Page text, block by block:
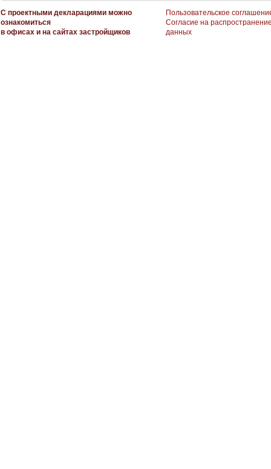
С проектными декларациями можно
ознакомиться
в офисах и на сайтах застройщиков
Пользовательское
Согласие на
данных